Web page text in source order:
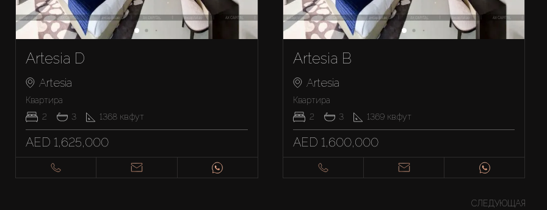
Artesia D
Artesia
Квартира
2
3 1368 кв.фут
AED 1,625,000
Artesia B
Artesia
Квартира
2
3 1369 кв.фут
AED 1,600,000
СЛЕДУЮЩАЯ